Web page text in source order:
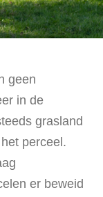
geen
in de
grasland
perceel.
er beweid